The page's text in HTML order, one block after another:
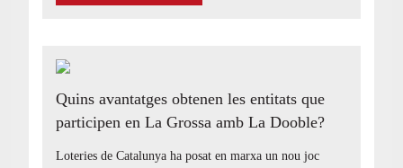
Quins avantatges obtenen les entitats que
participen en La Grossa amb La Dooble?
Loteries de Catalunya ha posat en marxa un nou joc